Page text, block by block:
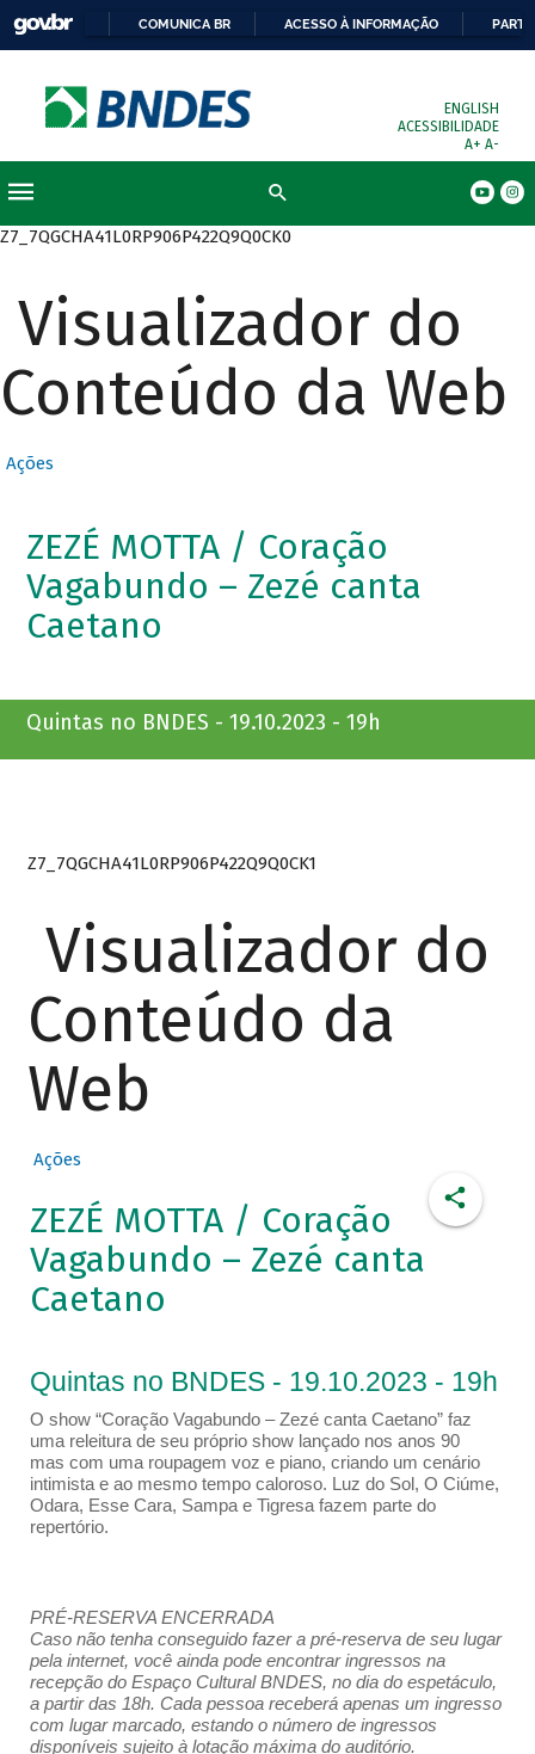
COMUNICA BR ACESSO À INFORMAÇÃO
ENGLISH
ACESSIBILIDADE
A+ A-
Z7_7QGCHA41L0RP906P422Q9Q0CK0
Visualizador do
Conteúdo da Web
Ações
ZEZÉ MOTTA / Coração
Vagabundo – Zezé canta
Caetano
Quintas no BNDES - 19.10.2023 - 19h
Z7_7QGCHA41L0RP906P422Q9Q0CK1
Visualizador do
Conteúdo da
Web
Ações
ZEZÉ MOTTA / Coração
Vagabundo – Zezé canta
Caetano
Quintas no BNDES - 19.10.2023 - 19h
O show “Coração Vagabundo – Zezé canta Caetano” faz
uma releitura de seu próprio show lançado nos anos 90
mas com uma roupagem voz e piano, criando um cenário
intimista e ao mesmo tempo caloroso. Luz do Sol, O Ciúme,
Odara, Esse Cara, Sampa e Tigresa fazem parte do
repertório.
PRÉ-RESERVA ENCERRADA
Caso não tenha conseguido fazer a pré-reserva de seu lugar
pela internet, você ainda pode encontrar ingressos na
recepção do Espaço Cultural BNDES, no dia do espetáculo,
a partir das 18h. Cada pessoa receberá apenas um ingresso
com lugar marcado, estando o número de ingressos
disponíveis sujeito à lotação máxima do auditório.